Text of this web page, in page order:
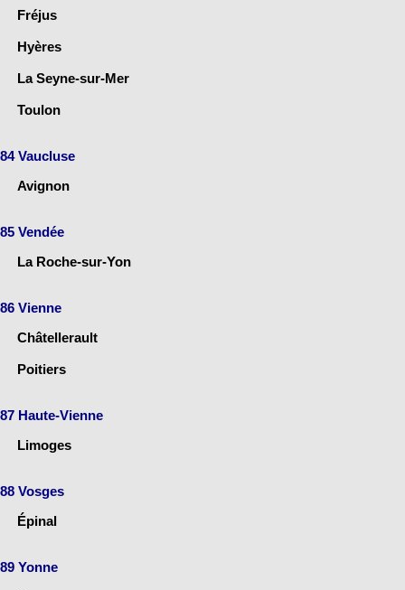
Fréjus
Hyères
La Seyne-sur-Mer
Toulon
84 Vaucluse
Avignon
85 Vendée
La Roche-sur-Yon
86 Vienne
Châtellerault
Poitiers
87 Haute-Vienne
Limoges
88 Vosges
Épinal
89 Yonne